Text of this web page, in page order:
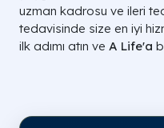
uzman kadrosu ve ileri
tedavisinde size en iyi
ilk adımı atın ve A Life'a